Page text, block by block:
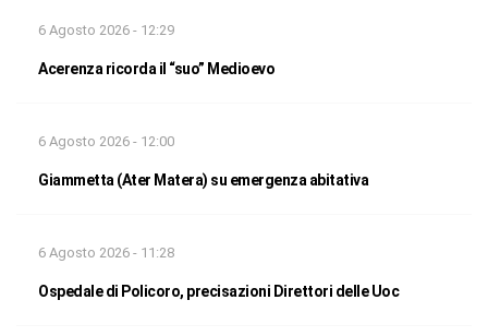
6 Agosto 2026 - 12:29
Acerenza ricorda il “suo” Medioevo
6 Agosto 2026 - 12:00
Giammetta (Ater Matera) su emergenza abitativa
6 Agosto 2026 - 11:28
Ospedale di Policoro, precisazioni Direttori delle Uoc